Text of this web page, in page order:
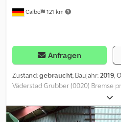
Calbe 121 km
Anfragen
Zustand:gebraucht, Baujahr:2019,
Väderstad Grubber (0020) Bremse
Sicherheitspaket (0040) Warntafel
Scharspitze Marathon 80 mm
Grubberzinken (0090)